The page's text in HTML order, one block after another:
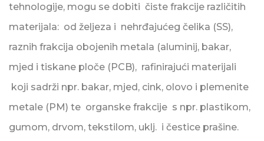
tehnologije, mogu se dobiti čiste frakcije različitih
materijala: od željeza i nehrđajućeg čelika (SS),
raznih frakcija obojenih metala (aluminij, bakar,
mjed i tiskane ploče (PCB), rafinirajući materijali
koji sadrži npr. bakar, mjed, cink, olovo i plemenite
metale (PM) te organske frakcije s npr. plastikom,
gumom, drvom, tekstilom, uklj. i čestice prašine.